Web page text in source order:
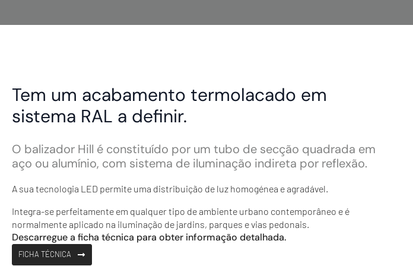
Tem um acabamento termolacado em
sistema RAL a definir.
O balizador Hill é constituído por um tubo de secção quadrada em
aço ou alumínio, com sistema de iluminação indireta por reflexão.
A sua tecnologia LED permite uma distribuição de luz homogénea e agradável.
Integra-se perfeitamente em qualquer tipo de ambiente urbano contemporâneo e é
normalmente aplicado na iluminação de jardins, parques e vias pedonais.
Descarregue a ficha técnica para obter informação detalhada.
FICHA TÉCNICA